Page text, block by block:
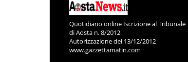
Quotidiano online Iscrizione al Tribunale
di Aosta n. 8/2012
Autorizzazione del 13/12/2012
www.gazzettamatin.com